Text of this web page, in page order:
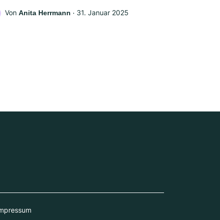
Von Anita Herrmann ‧ 31. Januar 2025